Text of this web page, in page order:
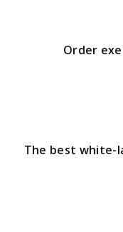
Order
The best white-